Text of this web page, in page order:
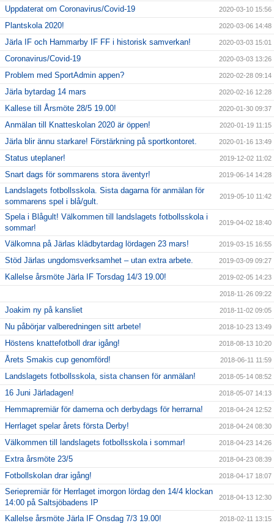
Uppdaterat om Coronavirus/Covid-19 2020-03-10 15:56
Plantskola 2020! 2020-03-06 14:48
Järla IF och Hammarby IF FF i historisk samverkan! 2020-03-03 15:01
Coronavirus/Covid-19 2020-03-03 13:26
Problem med SportAdmin appen? 2020-02-28 09:14
Järla bytardag 14 mars 2020-02-16 12:28
Kallese till Årsmöte 28/5 19.00! 2020-01-30 09:37
Anmälan till Knatteskolan 2020 är öppen! 2020-01-19 11:15
Järla blir ännu starkare! Förstärkning på sportkontoret. 2020-01-16 13:49
Status uteplaner! 2019-12-02 11:02
Snart dags för sommarens stora äventyr! 2019-06-14 14:28
Landslagets fotbollsskola. Sista dagarna för anmälan för
sommarens spel i blå/gult.
2019-05-10 11:42
Spela i Blågult! Välkommen till landslagets fotbollsskola i
sommar!
2019-04-02 18:40
Välkomna på Järlas klädbytardag lördagen 23 mars! 2019-03-15 16:55
Stöd Järlas ungdomsverksamhet – utan extra arbete. 2019-03-09 09:27
Kallelse årsmöte Järla IF Torsdag 14/3 19.00! 2019-02-05 14:23
2018-11-26 09:22
Joakim ny på kansliet 2018-11-02 09:05
Nu påbörjar valberedningen sitt arbete! 2018-10-23 13:49
Höstens knattefotboll drar igång! 2018-08-13 10:20
Årets Smakis cup genomförd! 2018-06-11 11:59
Landslagets fotbollsskola, sista chansen för anmälan! 2018-05-14 08:52
16 Juni Järladagen! 2018-05-07 14:13
Hemmapremiär för damerna och derbydags för herrarna! 2018-04-24 12:52
Herrlaget spelar årets första Derby! 2018-04-24 08:30
Välkommen till landslagets fotbollsskola i sommar! 2018-04-23 14:26
Extra årsmöte 23/5 2018-04-23 08:39
Fotbollskolan drar igång! 2018-04-17 18:07
Seriepremiär för Herrlaget imorgon lördag den 14/4 klockan
14:00 på Saltsjöbadens IP
2018-04-13 12:30
Kallelse årsmöte Järla IF Onsdag 7/3 19.00! 2018-02-11 13:15